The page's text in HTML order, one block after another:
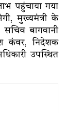
पहुंचाया गया
मुख्यमंत्री के
सचिव बागवानी
कंवर, निदेशक
उपस्थित